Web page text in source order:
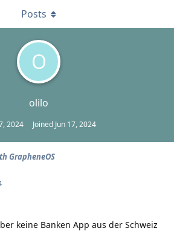
O
olilo
2024 Joined Jun 17, 2024
Posts
GrapheneOS
keine Banken App aus der Schweiz